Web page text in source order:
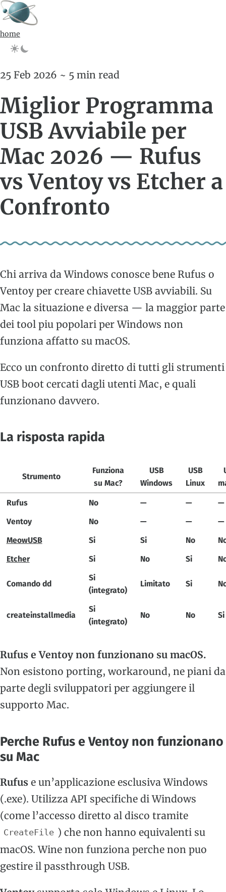
home
25 Feb 2026 ~ 5 min read
Miglior Programma
USB Avviabile per
Mac 2026 — Rufus
vs Ventoy vs Etcher a
Confronto
Chi arriva da Windows conosce bene Rufus o
Ventoy per creare chiavette USB avviabili. Su
Mac la situazione e diversa — la maggior parte
dei tool piu popolari per Windows non
funziona affatto su macOS.
Ecco un confronto diretto di tutti gli strumenti
USB boot cercati dagli utenti Mac, e quali
funzionano davvero.
La risposta rapida
Strumento
Funziona
su Mac?
USB
Windows
USB
Linux
Rufus No — —
—
Ventoy
No — —
—
MeowUSB
Si Si No
Etcher
Si No Si
Comando dd
Si
(integrato)
Limitato Si
createinstallmedia
Si
(integrato)
No No Si
Rufus e Ventoy non funzionano su macOS.
Non esistono porting, workaround, ne piani da
parte degli sviluppatori per aggiungere il
supporto Mac.
Perche Rufus e Ventoy non funzionano
su Mac
Rufus e un’applicazione esclusiva Windows
(.exe). Utilizza API specifiche di Windows
(come l’accesso diretto al disco tramite
CreateFile ) che non hanno equivalenti su
macOS. Wine non funziona perche non puo
gestire il passthrough USB.